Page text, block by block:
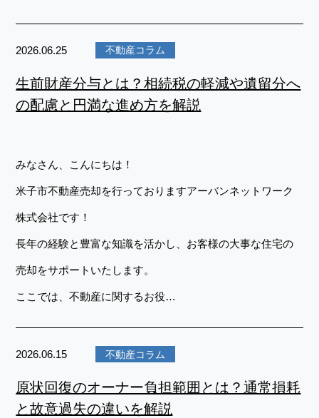
生前財産分与とは？相続税の軽減や遺留分へ
の配慮と円満な進め方を解説
2026.06.25 不動産コラム
みなさん、こんにちは！
米子市不動産売却を行っておりますアーバンネットワーク
株式会社です！
長年の経験と豊富な知識を活かし、お客様の大事な住宅の
売却をサポートいたします。
ここでは、不動産に関するお役…
原状回復のオーナー負担範囲とは？通常損耗
と故意過失の違いを解説
2026.06.15 不動産コラム